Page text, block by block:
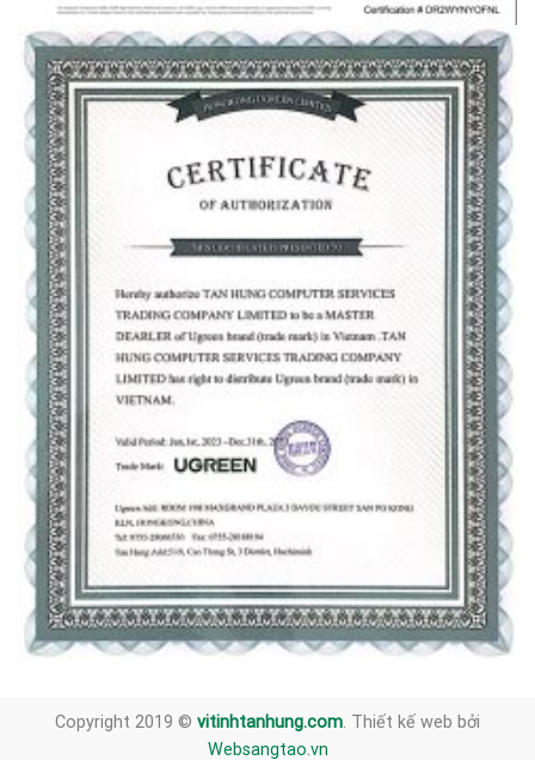
Copyright 2019 © vitinhtanhung.com. Thiết kế web bởi
Websangtao.vn